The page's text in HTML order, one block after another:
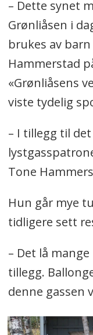
– Dette synet
Grønliåsen i
brukes av
Hammerstad
«Grønliåsens
viste tydelig
– I tillegg til
Tone
Hun går mye
tidligere sett
– Det lå
tillegg.
denne gassen